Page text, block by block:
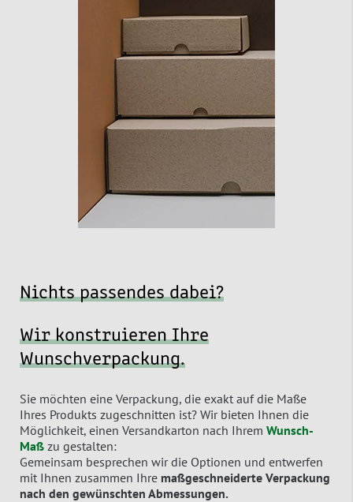
Nichts passendes dabei?
Wir konstruieren Ihre
Wunschverpackung.
Sie möchten eine Verpackung, die exakt auf die Maße
Ihres Produkts zugeschnitten ist? Wir bieten Ihnen die
Möglichkeit, einen Versandkarton nach Ihrem Wunsch-
Maß zu gestalten:
Gemeinsam besprechen wir die Optionen und entwerfen
mit Ihnen zusammen Ihre maßgeschneiderte Verpackung
nach den gewünschten Abmessungen.